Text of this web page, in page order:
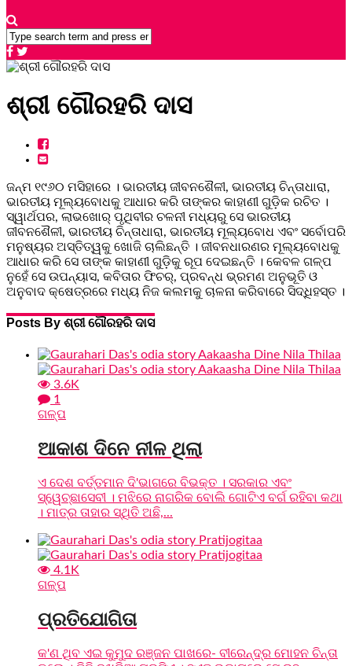
ଶ୍ରୀ ଗୌରହରି ଦାସ
ଜନ୍ମ ୧୯୬୦ ମସିହାରେ । ଭାରତୀୟ ଜୀବନଶୈଳୀ, ଭାରତୀୟ ଚିନ୍ତାଧାରା,
ଭାରତୀୟ ମୂଲ୍ୟବୋଧକୁ ଆଧାର କରି ତାଙ୍କର କାହାଣୀ ଗୁଡ଼ିକ ରଚିତ ।
ସ୍ୱାର୍ଥପର, ଲାଭଖୋର୍ ପୃଥିବୀର ଚଳନୀ ମଧ୍ୟରୁ ସେ ଭାରତୀୟ
ଜୀବନଶୈଳୀ, ଭାରତୀୟ ଚିନ୍ତାଧାରା, ଭାରତୀୟ ମୂଲ୍ୟବୋଧ ଏବଂ ସର୍ବୋପରି
ମନୁଷ୍ୟର ଅସ୍ତିତ୍ୱକୁ ଖୋଜି ଚାଲିଛନ୍ତି । ଜୀବନଧାରଣର ମୂଲ୍ୟବୋଧକୁ
ଆଧାର କରି ସେ ତାଙ୍କ କାହାଣୀ ଗୁଡ଼ିକୁ ରୂପ ଦେଇଛନ୍ତି । କେବଳ ଗଳ୍ପ
ନୁହେଁ ସେ ଉପନ୍ୟାସ, କବିତାର ଫିଚର୍, ପ୍ରବନ୍ଧ ଭ୍ରମଣ ଅନୁଭୂତି ଓ
ଅନୁବାଦ କ୍ଷେତ୍ରରେ ମଧ୍ୟ ନିଜ କଲମକୁ ଚାଳନା କରିବାରେ ସିଦ୍ଧିହସ୍ତ ।
Posts By ଶ୍ରୀ ଗୌରହରି ଦାସ
3.6K
1
ଗଳ୍ପ
ଆକାଶ ଦିନେ ନୀଳ ଥିଲା
ଏ ଦେଶ ବର୍ତ୍ତମାନ ଦି'ଭାଗରେ ବିଭକ୍ତ । ସରକାର ଏବଂ
ସ୍ୱେଚ୍ଛାସେବୀ । ମଝିରେ ନାଗରିକ ବୋଲି ଗୋଟିଏ ବର୍ଗ ରହିବା କଥା
। ମାତ୍ର ତାହାର ସ୍ଥିତି ଅଛି,...
4.1K
ଗଳ୍ପ
ପ୍ରତିଯୋଗିତା
କ'ଣ ଥିବ ଏଇ କୁମୁଦ ରଞ୍ଜନ ପାଖରେ- ବୀରେନ୍ଦ୍ର ମୋହନ ଚିନ୍ତା